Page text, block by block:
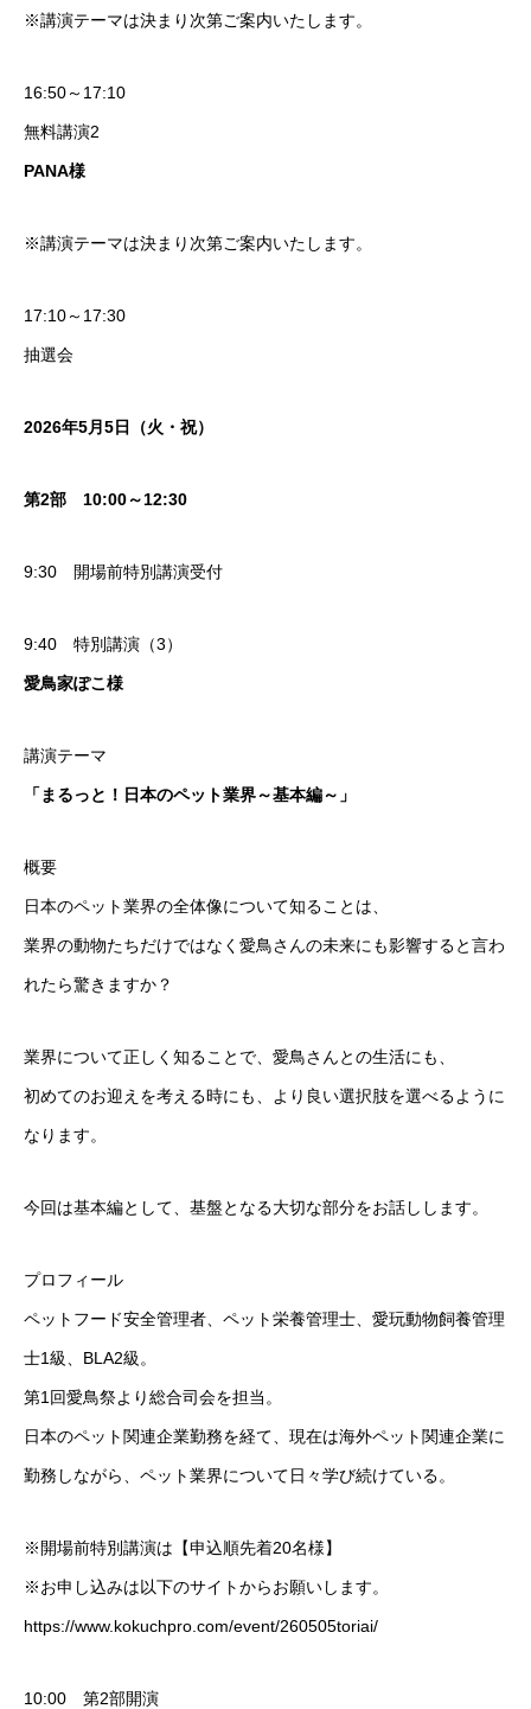
※講演テーマは決まり次第ご案内いたします。
16:50～17:10
無料講演2
PANA様
※講演テーマは決まり次第ご案内いたします。
17:10～17:30
抽選会
2026年5月5日（火・祝）
第2部 10:00～12:30
9:30 開場前特別講演受付
9:40 特別講演（3）
愛鳥家ぽこ様
講演テーマ
「まるっと！日本のペット業界～基本編～」
概要
日本のペット業界の全体像について知ることは、
業界の動物たちだけではなく愛鳥さんの未来にも影響すると言わ
れたら驚きますか？
業界について正しく知ることで、愛鳥さんとの生活にも、
初めてのお迎えを考える時にも、より良い選択肢を選べるように
なります。
今回は基本編として、基盤となる大切な部分をお話しします。
プロフィール
ペットフード安全管理者、ペット栄養管理士、愛玩動物飼養管理
士1級、BLA2級。
第1回愛鳥祭より総合司会を担当。
日本のペット関連企業勤務を経て、現在は海外ペット関連企業に
勤務しながら、ペット業界について日々学び続けている。
※開場前特別講演は【申込順先着20名様】
※お申し込みは以下のサイトからお願いします。
https://www.kokuchpro.com/event/260505toriai/
10:00 第2部開演